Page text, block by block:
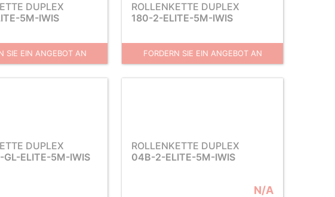
DUPLEX
5M-IWIS
SIE EIN ANGEBOT AN
ROLLENKETTE DUPLEX
180-2-ELITE-5M-IWIS
FORDERN SIE EIN ANGEBOT AN
DUPLEX
ELITE-5M-IWIS
ROLLENKETTE DUPLEX
04B-2-ELITE-5M-IWIS
N/A